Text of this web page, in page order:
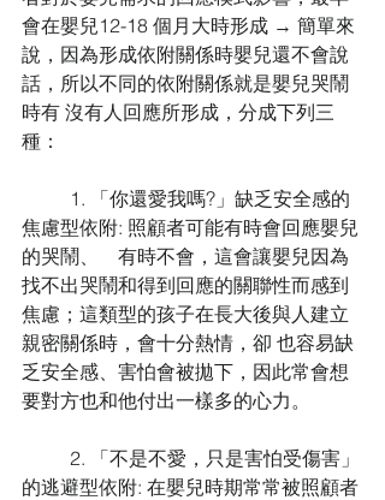
會在嬰兒12-18 個月大時形成 → 簡單來
說，因為形成依附關係時嬰兒還不會說
話，所以不同的依附關係就是嬰兒哭鬧
時有 沒有人回應所形成，分成下列三
種：
焦慮型依附: 照顧者可能有時會回應嬰兒
的哭鬧、	有時不會，這會讓嬰兒因為
找不出哭鬧和得到回應的關聯性而感到
焦慮；這類型的孩子在長大後與人建立
親密關係時，會十分熱情，卻 也容易缺
乏安全感、害怕會被拋下，因此常會想
要對方也和他付出一樣多的心力。
的逃避型依附: 在嬰兒時期常常被照顧者